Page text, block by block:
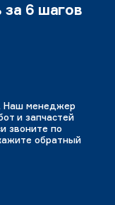
за 6 шагов
Наш менеджер
и запчастей
звоните по
обратный